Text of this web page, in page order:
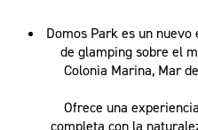
Domos Park es un
de glamping sobre el
Colonia Marina, Mar
Ofrece una
completa con la